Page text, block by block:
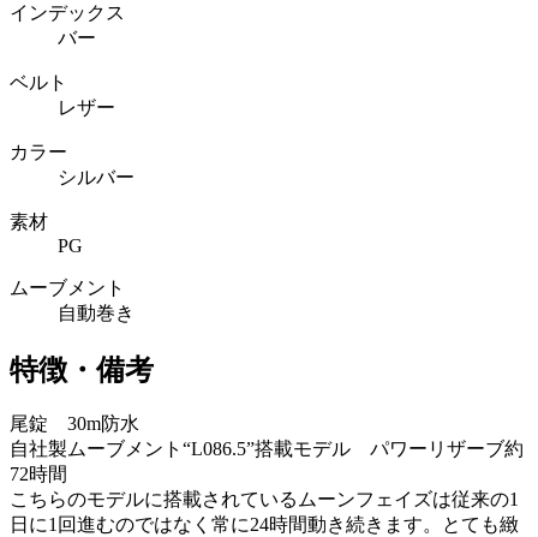
インデックス
バー
ベルト
レザー
カラー
シルバー
素材
PG
ムーブメント
自動巻き
特徴・備考
尾錠 30m防水
自社製ムーブメント“L086.5”搭載モデル パワーリザーブ約
72時間
こちらのモデルに搭載されているムーンフェイズは従来の1
日に1回進むのではなく常に24時間動き続きます。とても緻